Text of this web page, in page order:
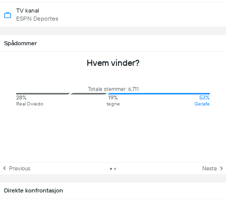
TV kanal
ESPN Deportes
Spådommer
Hvem vinder?
Totale stemmer: 6,711
28%
Real Oviedo
19%
tegne
53%
Getafe
Previous Neste
Direkte konfrontasjon